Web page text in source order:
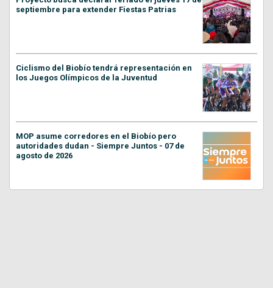
septiembre para extender Fiestas Patrias
Ciclismo del Biobío tendrá representación en
los Juegos Olímpicos de la Juventud
MOP asume corredores en el Biobío pero
autoridades dudan - Siempre Juntos - 07 de
agosto de 2026